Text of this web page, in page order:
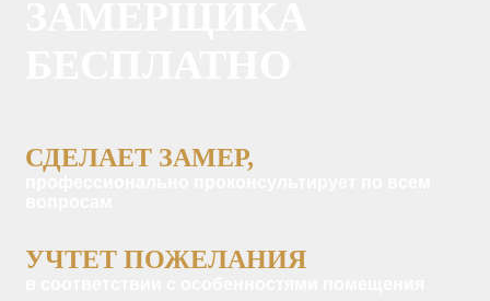
СДЕЛАЕТ ЗАМЕР,
УЧТЕТ ПОЖЕЛАНИЯ